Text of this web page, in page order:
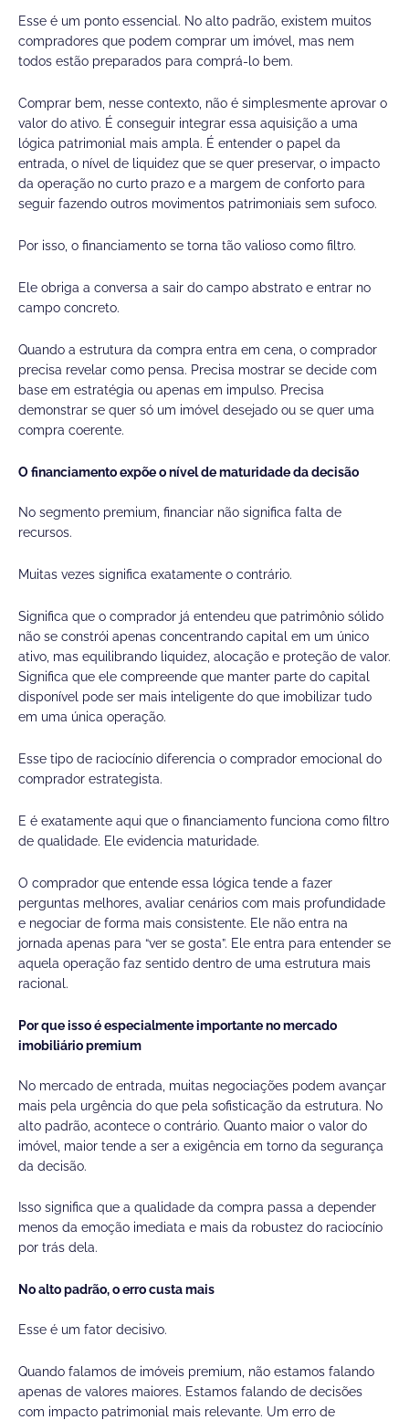
Esse é um ponto essencial. No alto padrão, existem muitos
compradores que podem comprar um imóvel, mas nem
todos estão preparados para comprá-lo bem.
Comprar bem, nesse contexto, não é simplesmente aprovar o
valor do ativo. É conseguir integrar essa aquisição a uma
lógica patrimonial mais ampla. É entender o papel da
entrada, o nível de liquidez que se quer preservar, o impacto
da operação no curto prazo e a margem de conforto para
seguir fazendo outros movimentos patrimoniais sem sufoco.
Por isso, o financiamento se torna tão valioso como filtro.
Ele obriga a conversa a sair do campo abstrato e entrar no
campo concreto.
Quando a estrutura da compra entra em cena, o comprador
precisa revelar como pensa. Precisa mostrar se decide com
base em estratégia ou apenas em impulso. Precisa
demonstrar se quer só um imóvel desejado ou se quer uma
compra coerente.
O financiamento expõe o nível de maturidade da decisão
No segmento premium, financiar não significa falta de
recursos.
Muitas vezes significa exatamente o contrário.
Significa que o comprador já entendeu que patrimônio sólido
não se constrói apenas concentrando capital em um único
ativo, mas equilibrando liquidez, alocação e proteção de valor.
Significa que ele compreende que manter parte do capital
disponível pode ser mais inteligente do que imobilizar tudo
em uma única operação.
Esse tipo de raciocínio diferencia o comprador emocional do
comprador estrategista.
E é exatamente aqui que o financiamento funciona como filtro
de qualidade. Ele evidencia maturidade.
O comprador que entende essa lógica tende a fazer
perguntas melhores, avaliar cenários com mais profundidade
e negociar de forma mais consistente. Ele não entra na
jornada apenas para “ver se gosta”. Ele entra para entender se
aquela operação faz sentido dentro de uma estrutura mais
racional.
Por que isso é especialmente importante no mercado
imobiliário premium
No mercado de entrada, muitas negociações podem avançar
mais pela urgência do que pela sofisticação da estrutura. No
alto padrão, acontece o contrário. Quanto maior o valor do
imóvel, maior tende a ser a exigência em torno da segurança
da decisão.
Isso significa que a qualidade da compra passa a depender
menos da emoção imediata e mais da robustez do raciocínio
por trás dela.
No alto padrão, o erro custa mais
Esse é um fator decisivo.
Quando falamos de imóveis premium, não estamos falando
apenas de valores maiores. Estamos falando de decisões
com impacto patrimonial mais relevante. Um erro de